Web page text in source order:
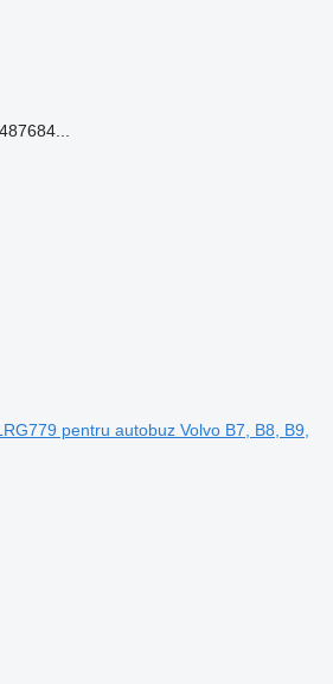
pentru autobuz Volvo B7, B8, B9,